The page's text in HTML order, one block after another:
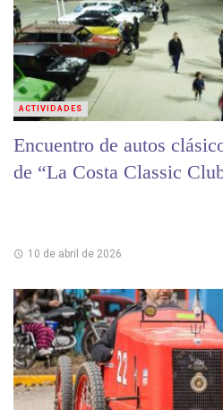
Encuentro de autos
de “La Costa Classic
10 de abril de 2026
ACTIVIDADES